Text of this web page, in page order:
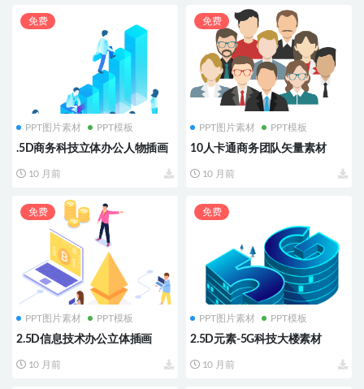
免费
PPT图片素材 PPT模板
.5D商务科技立体办公人物插画
10 月前
免费
PPT图片素材 PPT模板
10人卡通商务团队矢量素材
10 月前
免费
PPT图片素材 PPT模板
2.5D信息技术办公立体插画
10 月前
免费
PPT图片素材 PPT模板
2.5D元素-5G科技大楼素材
10 月前